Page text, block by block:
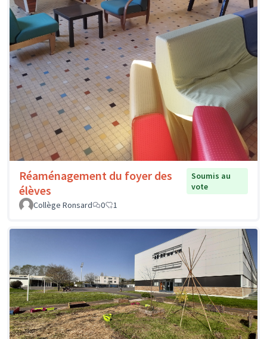
Réaménagement du foyer des
élèves
Soumis au
vote
Collège Ronsard
0 1